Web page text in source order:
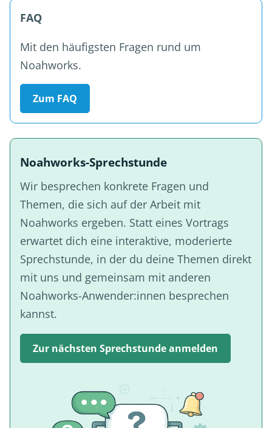
FAQ
Mit den häufigsten Fragen rund um
Noahworks.
Zum FAQ
Noahworks-Sprechstunde
Wir besprechen konkrete Fragen und
Themen, die sich auf der Arbeit mit
Noahworks ergeben. Statt eines Vortrags
erwartet dich eine interaktive, moderierte
Sprechstunde, in der du deine Themen direkt
mit uns und gemeinsam mit anderen
Noahworks-Anwender:innen besprechen
kannst.
Zur nächsten Sprechstunde anmelden